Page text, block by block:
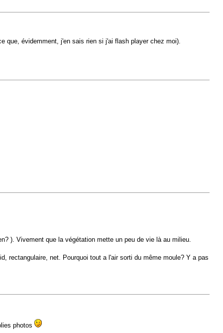
que, évidemment, j'en sais rien si j'ai flash player chez moi).
). Vivement que la végétation mette un peu de vie là au milieu.
rectangulaire, net. Pourquoi tout a l'air sorti du même moule? Y a pas
photos